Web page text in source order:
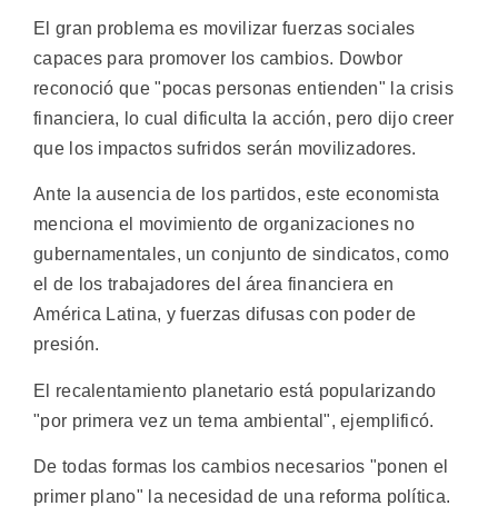
El gran problema es movilizar fuerzas sociales
capaces para promover los cambios. Dowbor
reconoció que "pocas personas entienden" la crisis
financiera, lo cual dificulta la acción, pero dijo creer
que los impactos sufridos serán movilizadores.
Ante la ausencia de los partidos, este economista
menciona el movimiento de organizaciones no
gubernamentales, un conjunto de sindicatos, como
el de los trabajadores del área financiera en
América Latina, y fuerzas difusas con poder de
presión.
El recalentamiento planetario está popularizando
"por primera vez un tema ambiental", ejemplificó.
De todas formas los cambios necesarios "ponen el
primer plano" la necesidad de una reforma política.